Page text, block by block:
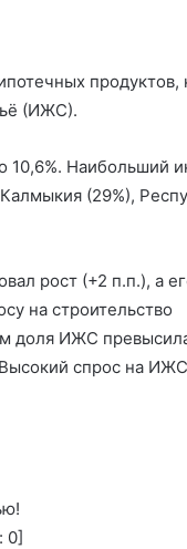
продуктов,
(ИЖС).
10,6%. Наибольший
(29%),
рост (+2 п.п.), а
на строительство
доля ИЖС
Высокий спрос на
0]